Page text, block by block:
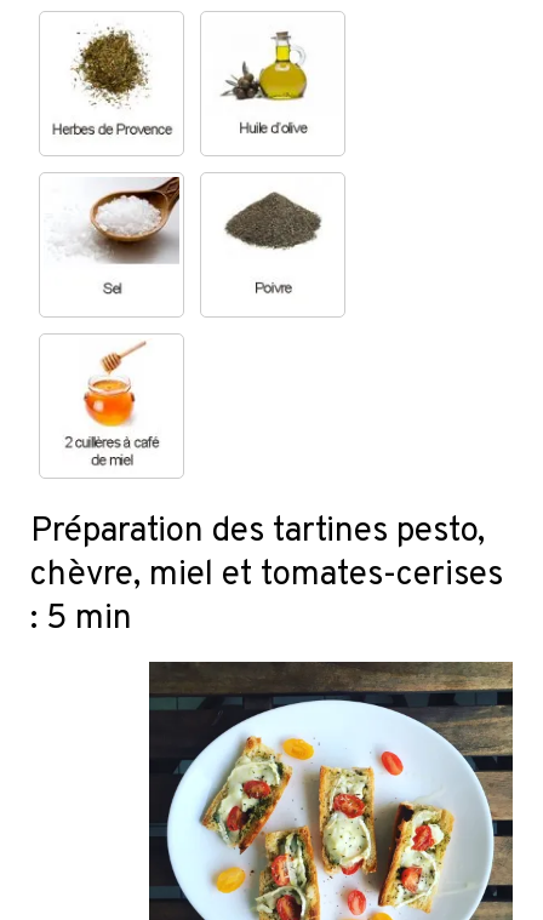
Préparation des tartines pesto,
chèvre, miel et tomates-cerises
: 5 min